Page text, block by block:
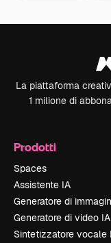
La piattaforma
1 milione di
Prodotti
Spaces
Assistente IA
Generatore di
Generatore di video IA
Sintetizzatore vocale